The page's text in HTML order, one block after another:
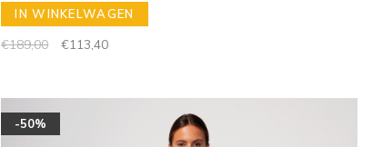
IN WINKELWAGEN
€189,00 €113,40
-50%